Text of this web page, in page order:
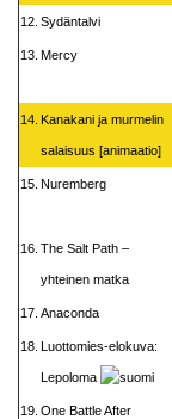
12. Sydäntalvi
13. Mercy
14. Kanakani ja murmelin
salaisuus [animaatio]
15. Nuremberg
16. The Salt Path –
yhteinen matka
17. Anaconda
18. Luottomies-elokuva:
Lepoloma
19. One Battle After